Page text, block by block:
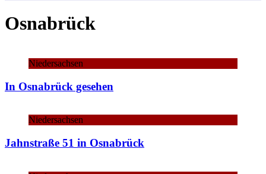
Osnabrück
Niedersachsen
In Osnabrück gesehen
Niedersachsen
Jahnstraße 51 in Osnabrück